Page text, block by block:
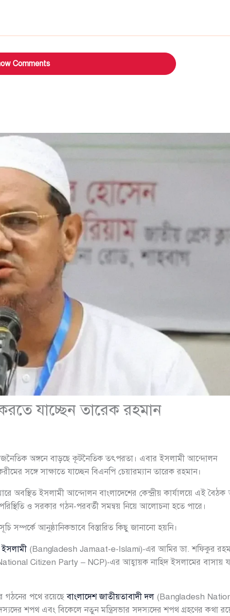
Comments
যাচ্ছেন তারেক রহমান
অঙ্গনে বাড়ছে কূটনৈতিক তৎপরতা। এবার ইসলামী আন্দোলন
সঙ্গে সাক্ষাতে যাচ্ছেন বিএনপি চেয়ারম্যান তারেক রহমান।
অবস্থিত ইসলামী আন্দোলন বাংলাদেশের কেন্দ্রীয় কার্যালয়ে এই বৈঠক
ও সরকার গঠন-পরবর্তী সমন্বয় নিয়ে আলোচনা হতে পারে।
সম্পর্কে আনুষ্ঠানিকভাবে বিস্তারিত কিছু জানানো হয়নি।
ইসলামী(Bangladesh Jamaat-e-Islami)-এর আমির ডা. শফিকুর
Citizen Party – NCP)-এর আহ্বায়ক নাহিদ ইসলামের বাসায়
গঠনের পথে রয়েছেবাংলাদেশ জাতীয়তাবাদী দল (Bangladesh
শপথ এবং বিকেলে নতুন মন্ত্রিসভার সদস্যদের শপথ গ্রহণের কথা